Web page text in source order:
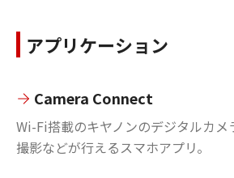
アプリケーション
Camera Connect
Wi-Fi搭載のキヤノンのデジタルカメ
撮影などが行えるスマホアプリ。